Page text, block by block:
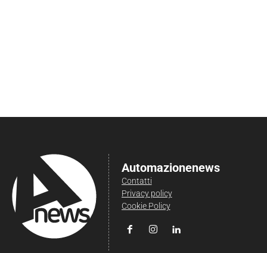
Automazionenews
Contatti
Privacy policy
Cookie Policy